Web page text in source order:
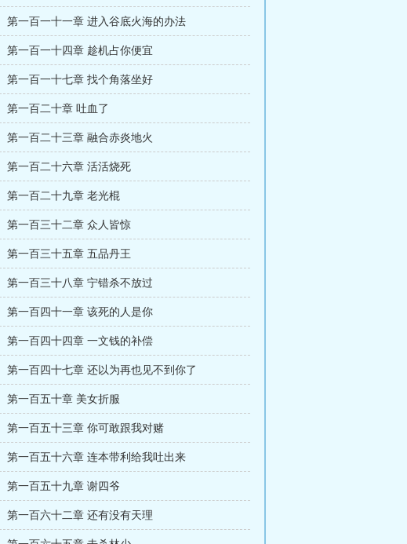
第一百一十一章 进入谷底火海的办法
第一百一十四章 趁机占你便宜
第一百一十七章 找个角落坐好
第一百二十章 吐血了
第一百二十三章 融合赤炎地火
第一百二十六章 活活烧死
第一百二十九章 老光棍
第一百三十二章 众人皆惊
第一百三十五章 五品丹王
第一百三十八章 宁错杀不放过
第一百四十一章 该死的人是你
第一百四十四章 一文钱的补偿
第一百四十七章 还以为再也见不到你了
第一百五十章 美女折服
第一百五十三章 你可敢跟我对赌
第一百五十六章 连本带利给我吐出来
第一百五十九章 谢四爷
第一百六十二章 还有没有天理